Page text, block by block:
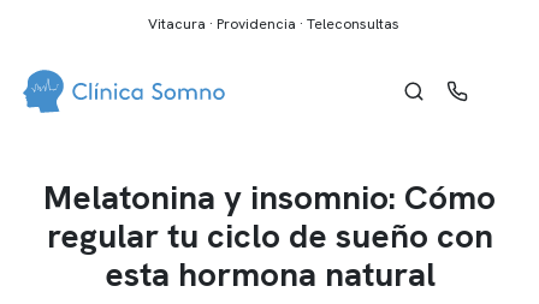
Vitacura · Providencia · Teleconsultas
Melatonina y insomnio: Cómo
regular tu ciclo de sueño con
esta hormona natural